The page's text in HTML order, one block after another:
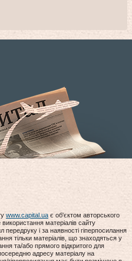
www.capital.ua є об'єктом авторського
матеріалів сайту
передруку і за наявності гіперпосилання
тільки матеріалів, що знаходяться у
та/або прямого відкритого для
адресу матеріалу на